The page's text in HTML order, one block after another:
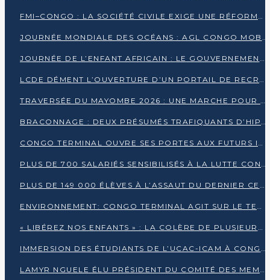
FMI–CONGO : LA SOCIÉTÉ CIVILE EXIGE UNE RÉFORME DE LA FISCALITÉ PÉTROLIÈRE
JOURNÉE MONDIALE DES OCÉANS : AGL CONGO MOBILISE SES COLLABORATEURS POUR LA PRÉSERVATION DE LA BIODIVERSITÉ MARINE
JOURNÉE DE L’ENFANT AFRICAIN : LE GOUVERNEMENT MOBILISÉ POUR L’HYGIÈNE DANS LES ORPHELINATS
LCDE DÉMENT L’OUVERTURE D’UN PORTAIL DE RECRUTEMENT ET APPELLE À LA VIGILANCE
TRAVERSÉE DU MAYOMBE 2026 : UNE MARCHE POUR SENSIBILISER ET DÉPISTER AU DIABÈTE
BRACONNAGE : DEUX PRÉSUMÉS TRAFIQUANTS D’HIPPOPOTAME ÉCROUÉS À BRAZZAVILLE
CONGO TERMINAL OUVRE SES PORTES AUX FUTURS INGÉNIEURS DE L’UCAC-ICAM
PLUS DE 700 SALARIÉS SENSIBILISÉS À LA LUTTE CONTRE LA TUBERCULOSE À CONGO TERMINAL
PLUS DE 149 000 ÉLÈVES À L’ASSAUT DU DERNIER CEPE
ENVIRONNEMENT: CONGO TERMINAL AGIT SUR LE TERRAIN ET FORME LES PLUS JEUNES
« LIBÉREZ NOS ENFANTS » : LA COLÈRE DE PLUSIEURS MÈRES À BRAZZAVILLE CONTRE LA DGSP
IMMERSION DES ÉTUDIANTS DE L’UCAC-ICAM À CONGO TERMINAL
LAMYR NGUELE ÉLU PRÉSIDENT DU COMITÉ DES MEMBRES D’HONNEUR DU PCT